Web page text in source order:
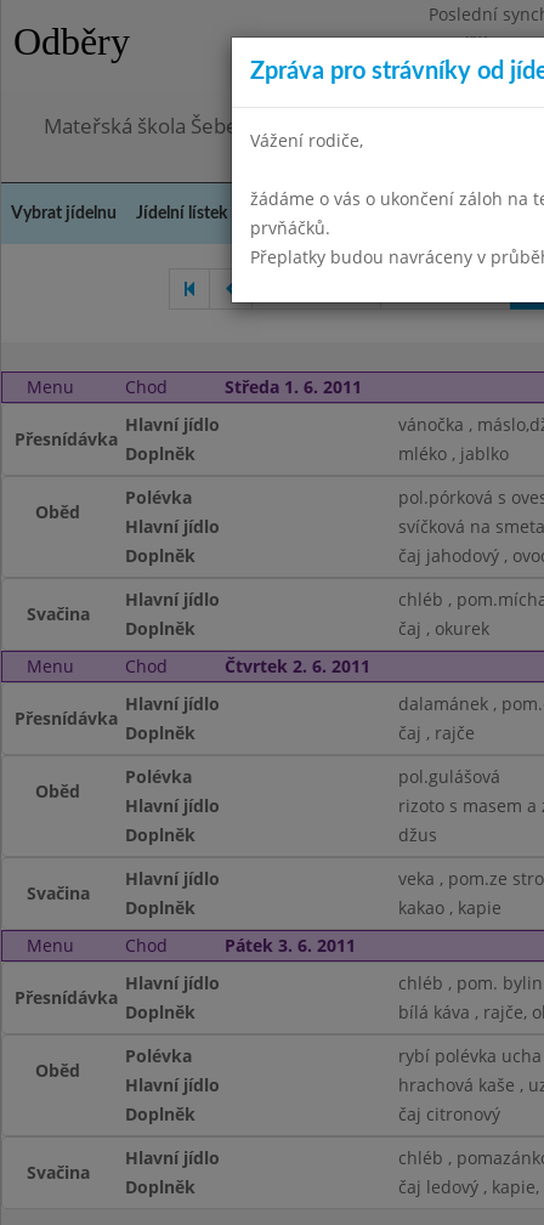
Odběry
Poslední
Pondělí
Omezení
Mateřská škola Šebetov, příspěvková organizace
Vybrat jídelnu Jídelní lístek
Menu Chod Středa 1. 6. 2011
Přesnídávka
Hlavní jídlo
vánočka ,
Doplněk
mléko , jablko
Oběd
Polévka
pol.pórková s
Hlavní jídlo
svíčková na
Doplněk
čaj jahodový ,
Svačina
Hlavní jídlo
chléb ,
Doplněk
čaj , okurek
Menu
Chod Čtvrtek 2. 6. 2011
Přesnídávka
Hlavní jídlo
dalamánek ,
Doplněk
čaj , rajče
Oběd
Polévka
pol.gulášová
Hlavní jídlo
rizoto s masem
Doplněk
džus
Svačina
Hlavní jídlo
veka , pom.ze
Doplněk
kakao , kapie
Menu
Chod Pátek 3. 6. 2011
Přesnídávka
Hlavní jídlo
chléb , pom.
Doplněk
bílá káva , rajče,
Oběd
Polévka
rybí polévka ucha
Hlavní jídlo
hrachová kaše ,
Doplněk
čaj citronový
Svačina
Hlavní jídlo
chléb ,
Doplněk
čaj ledový ,
Zpráva pro strávníky od
Vážení rodiče,
žádáme o vás o ukončení záloh na
prvňáčků.
Přeplatky budou navráceny v